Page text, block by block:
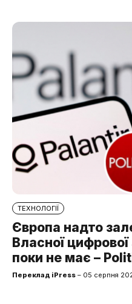
ТЕХНОЛОГІЇ
Європа надто
Власної
поки не має –
Переклад iPress – 05 серпня